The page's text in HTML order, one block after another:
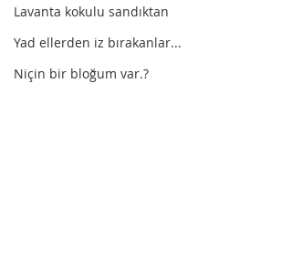
Lavanta kokulu sandıktan
Yad ellerden iz bırakanlar...
Niçin bir bloğum var.?